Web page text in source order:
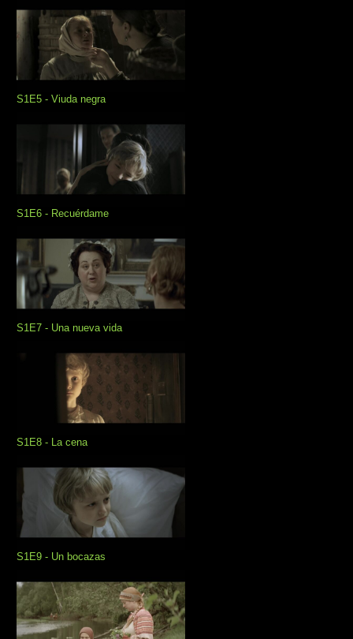
S1E5 - Viuda negra
S1E6 - Recuérdame
S1E7 - Una nueva vida
S1E8 - La cena
S1E9 - Un bocazas